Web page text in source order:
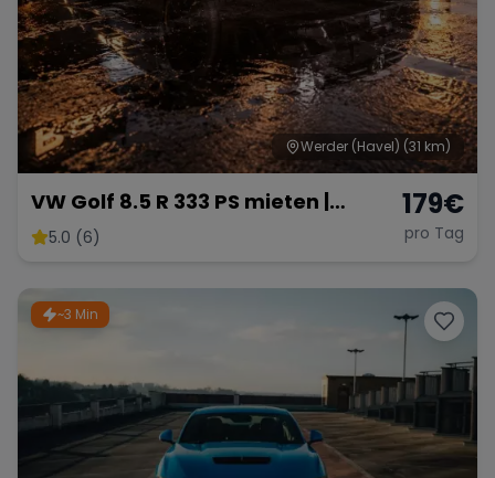
Bugatti Lotus Maserati
Range Rover Corvette
Werder (Havel) (31 km)
VW Golf 8.5 R 333 PS mieten |
Akrapovič | 4Motion | Panorama |
5.0 (6)
179€
pro Tag
~3 Min